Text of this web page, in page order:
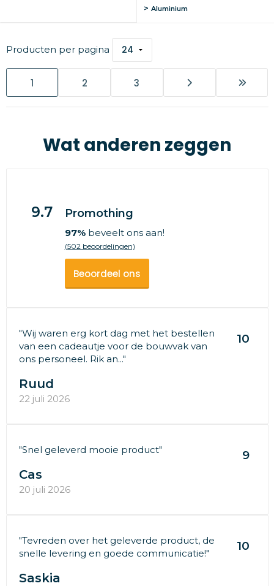
Aluminium
Producten per pagina
1 2 3
Wat anderen zeggen
9.7 Promothing
97%beveelt ons aan!
(502 beoordelingen)
Beoordeel ons
"Wij waren erg kort dag met het bestellen
van een cadeautje voor de bouwvak van
ons personeel. Rik an..."
10
Ruud
22 juli 2026
"Snel geleverd mooie product" 9
Cas
20 juli 2026
"Tevreden over het geleverde product, de
snelle levering en goede communicatie!"
10
Saskia